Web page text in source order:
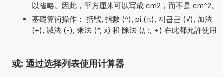
以省略。因此，平方厘米可以写成 cm2，而不是 cm^2。
基礎算術操作： 括號, 指數 (^), pi (π), 제곱근 (√), 加法
(+), 減法 (-), 乘法 (*, x) 和 除法 (/, :, ÷) 在此都允許使用
或: 通过选择列表使用计算器